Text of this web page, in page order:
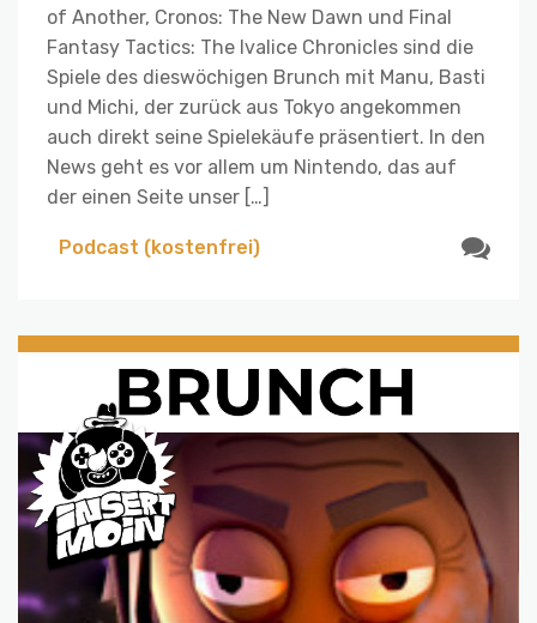
of Another, Cronos: The New Dawn und Final
Fantasy Tactics: The Ivalice Chronicles sind die
Spiele des dieswöchigen Brunch mit Manu, Basti
und Michi, der zurück aus Tokyo angekommen
auch direkt seine Spielekäufe präsentiert. In den
News geht es vor allem um Nintendo, das auf
der einen Seite unser […]
Podcast (kostenfrei)